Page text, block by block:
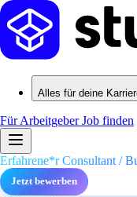
Alles für deine
Für ArbeitgeberJob finden
Erfahrene*r Consultant /
Jetzt bewerben